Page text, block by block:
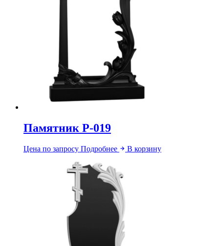
Памятник Р-019
Цена по запросу Подробнее В корзину